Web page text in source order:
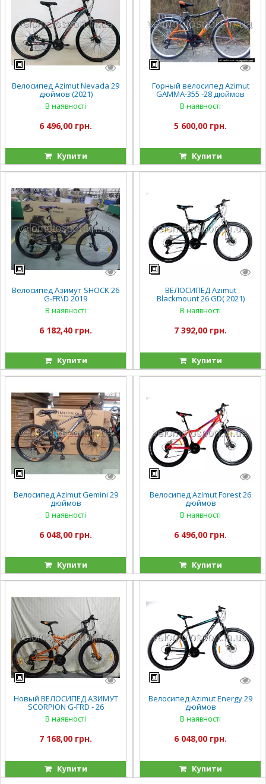
Велосипед Azimut Nevada 29
дюймов (2021)
В наявності
6 496,00 грн.
Купити
Горный велосипед Azimut
GAMMA-355 -28 дюймов
В наявності
5 600,00 грн.
Купити
Велосипед Азимут SHOCK 26
G-FR\D 2019
В наявності
6 182,40 грн.
Купити
ВЕЛОСИПЕД Azimut
Blackmount 26 GD( 2021)
В наявності
7 392,00 грн.
Купити
Велосипед Azimut Gemini 29
дюймов
В наявності
6 048,00 грн.
Купити
Велосипед Azimut Forest 26
дюймов
В наявності
6 496,00 грн.
Купити
Новый ВЕЛОСИПЕД АЗИМУТ
SCORPION G-FRD - 26
В наявності
7 168,00 грн.
Купити
Велосипед Azimut Energy 29
дюймов
В наявності
6 048,00 грн.
Купити